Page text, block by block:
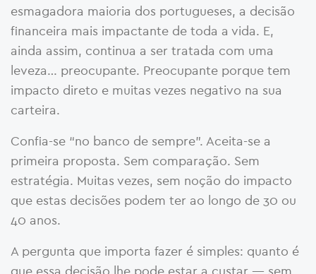
esmagadora maioria dos portugueses, a decisão
financeira mais impactante de toda a vida. E,
ainda assim, continua a ser tratada com uma
leveza… preocupante. Preocupante porque tem
impacto direto e muitas vezes negativo na sua
carteira.
Confia-se “no banco de sempre”. Aceita-se a
primeira proposta. Sem comparação. Sem
estratégia. Muitas vezes, sem noção do impacto
que estas decisões podem ter ao longo de 30 ou
40 anos.
A pergunta que importa fazer é simples: quanto é
que essa decisão lhe pode estar a custar — sem